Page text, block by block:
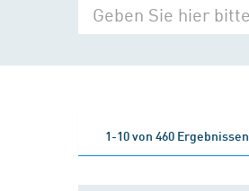
1-10 von 460 Ergebnissen